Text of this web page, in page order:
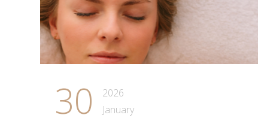
30
2026
January